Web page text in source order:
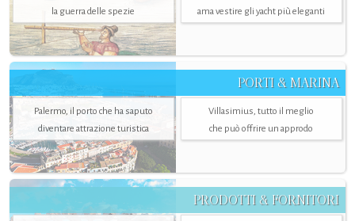
la guerra delle spezie
ama vestire gli yacht più eleganti
PORTI & MARINA
Palermo, il porto che ha saputo
diventare attrazione turistica
Villasimius, tutto il meglio
che può offrire un approdo
PRODOTTI & FORNITORI